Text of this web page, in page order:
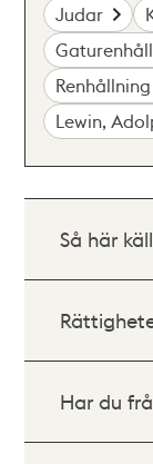
Judar
Renhållning
Lewin,
Så här
Har du